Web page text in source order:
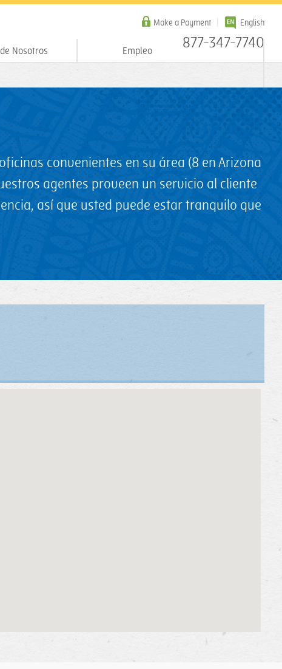
Make a Payment English
877-347-7740
Nosotros Empleo
convenientes en su área (8 en Arizona
agentes proveen un servicio al cliente
así que usted puede estar tranquilo que